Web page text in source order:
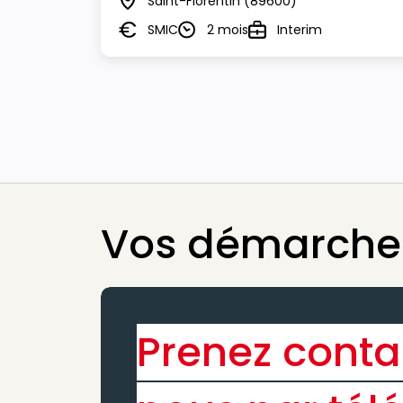
Lieu
Salaire
SMICDurée2 moisTypeInterim
Vos
Prenez